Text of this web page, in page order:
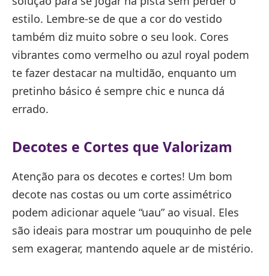
estilo. Lembre-se de que a cor do vestido
também diz muito sobre o seu look. Cores
vibrantes como vermelho ou azul royal podem
te fazer destacar na multidão, enquanto um
pretinho básico é sempre chic e nunca dá
errado.
Decotes e Cortes que Valorizam
Atenção para os decotes e cortes! Um bom
decote nas costas ou um corte assimétrico
podem adicionar aquele “uau” ao visual. Eles
são ideais para mostrar um pouquinho de pele
sem exagerar, mantendo aquele ar de mistério.